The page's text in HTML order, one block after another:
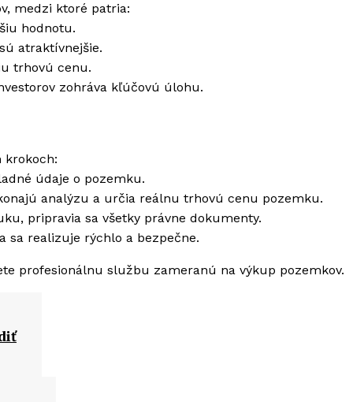
medzi ktoré patria:
hodnotu.
atraktívnejšie.
trhovú cenu.
zohráva kľúčovú úlohu.
krokoch:
údaje o pozemku.
analýzu a určia reálnu trhovú cenu pozemku.
pripravia sa všetky právne dokumenty.
sa realizuje rýchlo a bezpečne.
profesionálnu službu zameranú na výkup pozemkov.